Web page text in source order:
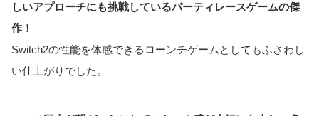
しいアプローチにも挑戦しているパーティレースゲームの傑
作！
Switch2の性能を体感できるローンチゲームとしてもふさわし
い仕上がりでした。